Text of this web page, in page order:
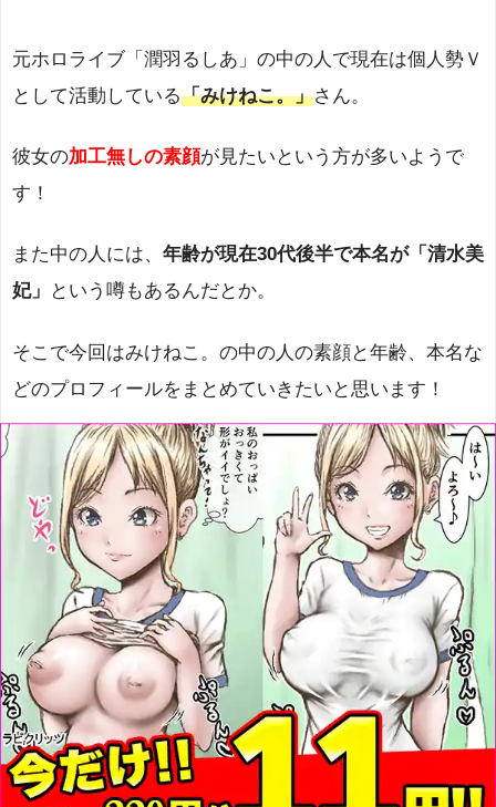
元ホロライブ「潤羽るしあ」の中の人で現在は個人勢Ｖ
として活動している「みけねこ。」さん。
彼女の加工無しの素顔が見たいという方が多いようで
す！
また中の人には、 年齢が現在30代後半で本名が「清水美
妃」
という噂もあるんだとか。
そこで今回はみけねこ。の中の人の素顔と年齢、本名な
どのプロフィールをまとめていきたいと思います！